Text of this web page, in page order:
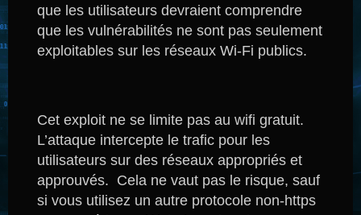
que les utilisateurs devraient comprendre
que les vulnérabilités ne sont pas seulement
exploitables sur les réseaux Wi-Fi publics.
Cet exploit ne se limite pas au wifi gratuit.
L’attaque intercepte le trafic pour les
utilisateurs sur des réseaux appropriés et
approuvés. Cela ne vaut pas le risque, sauf
si vous utilisez un autre protocole non-https